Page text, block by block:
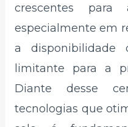
crescentes para
especialmente em
a
limitante para a
Diante desse
tecnologias que